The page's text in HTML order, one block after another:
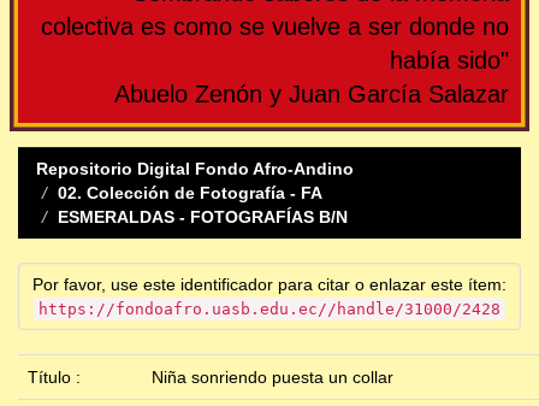
colectiva es como se vuelve a ser donde no
había sido"
Abuelo Zenón y Juan García Salazar
Repositorio Digital Fondo Afro-Andino
02. Colección de Fotografía - FA
ESMERALDAS - FOTOGRAFÍAS B/N
Por favor, use este identificador para citar o enlazar este ítem:
https://fondoafro.uasb.edu.ec//handle/31000/2428
Título : Niña sonriendo puesta un collar